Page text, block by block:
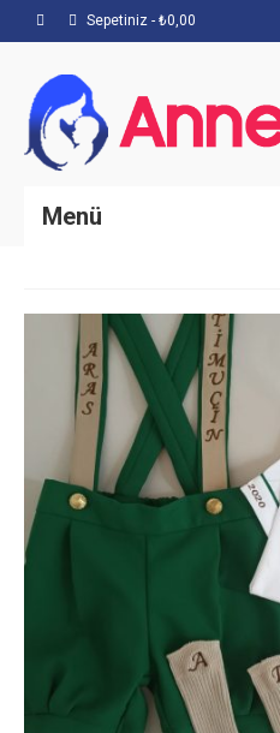
Sepetiniz - ₺0,00
Menü
Hakkımızda
Mağaza
İletişim